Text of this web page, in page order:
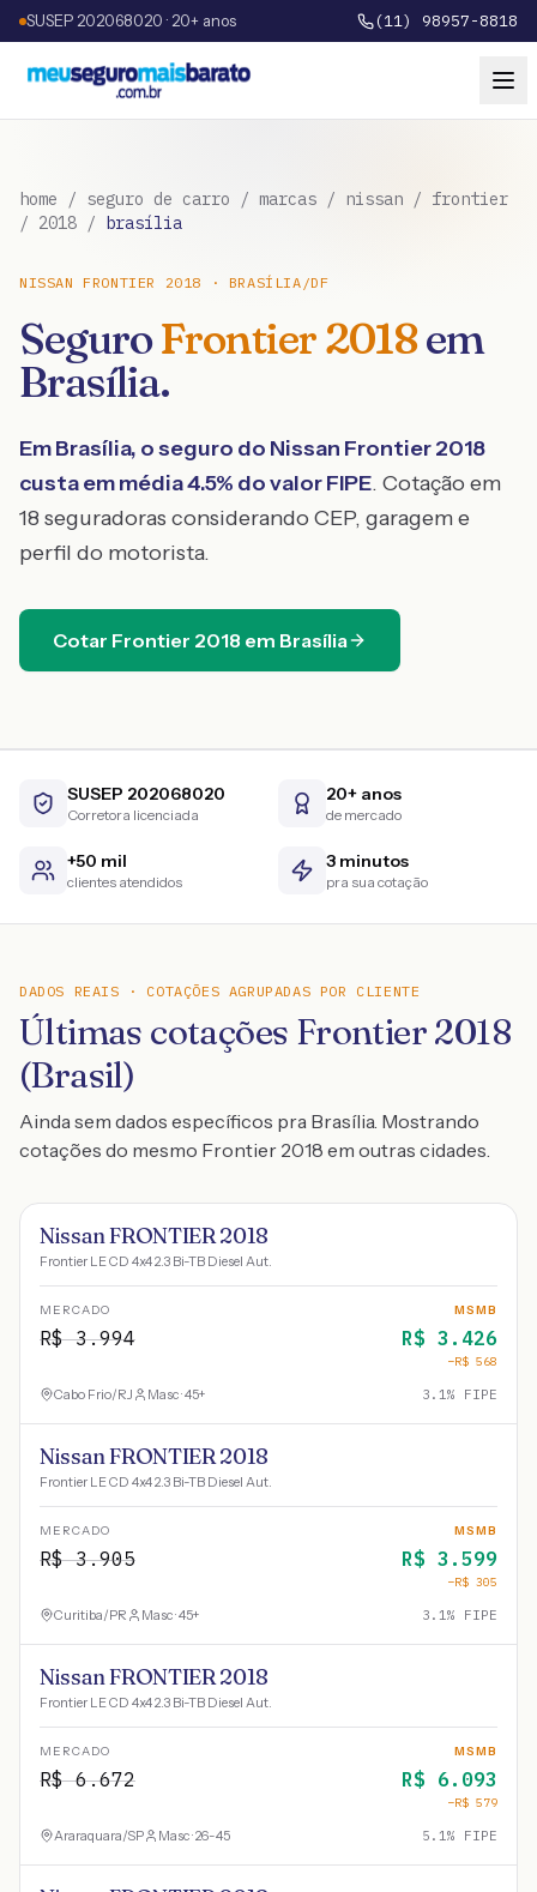
SUSEP 202068020 · 20+ anos (11) 98957-8818
home / seguro de carro / marcas / nissan / frontier
/ 2018 / brasília
NISSAN FRONTIER 2018 · BRASÍLIA /DF
SeguroFrontier2018em
Brasília.
EmBrasília, o seguro do Nissan Frontier2018
custa em média4.5% do valor FIPE. Cotação em
18 seguradoras considerando CEP, garagem e
perfil do motorista.
Cotar Frontier 2018 em Brasília
SUSEP 202068020
Corretora licenciada
20+ anos
de mercado
+50 mil
clientes atendidos
3 minutos
pra sua cotação
DADOS REAIS · COTAÇÕES AGRUPADAS POR CLIENTE
Últimas cotações Frontier 2018
(Brasil)
Ainda sem dados específicos pra Brasília. Mostrando
cotações do mesmo Frontier 2018 em outras cidades.
Nissan FRONTIER 2018
Frontier LE CD 4x4 2.3 Bi-TB Diesel Aut.
MERCADO
R$3.994
MSMB
R$ 3.426
−R$ 568
Cabo Frio/RJ Masc · 45+ 3.1% FIPE
Nissan FRONTIER 2018
Frontier LE CD 4x4 2.3 Bi-TB Diesel Aut.
MERCADO
R$3.905
MSMB
R$ 3.599
−R$ 305
Curitiba/PR Masc · 45+ 3.1% FIPE
Nissan FRONTIER 2018
Frontier LE CD 4x4 2.3 Bi-TB Diesel Aut.
MERCADO
R$6.672
MSMB
R$ 6.093
−R$ 579
Araraquara/SP Masc · 26-45 5.1% FIPE